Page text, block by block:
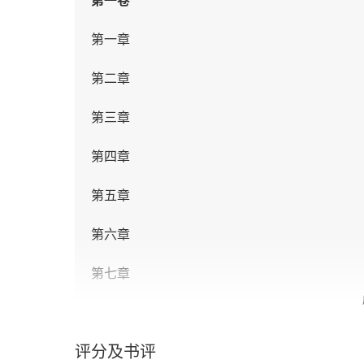
第一章
第二章
第三章
第四章
第五章
第六章
第七章
第九章
评分及书评